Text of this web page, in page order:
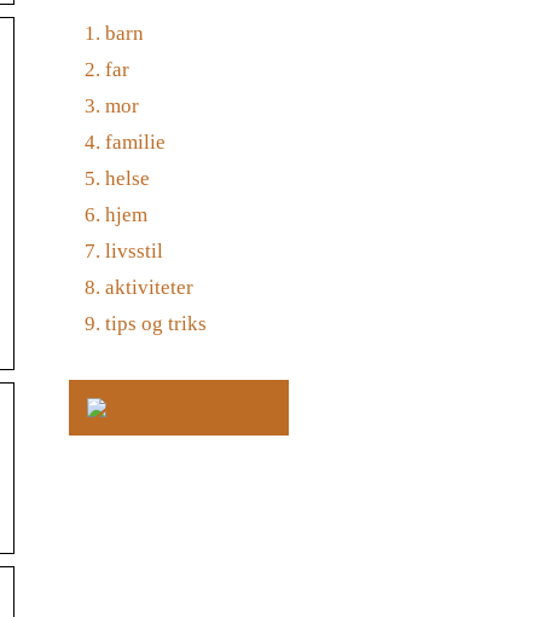
barn
far
mor
familie
helse
hjem
livsstil
aktiviteter
tips og triks